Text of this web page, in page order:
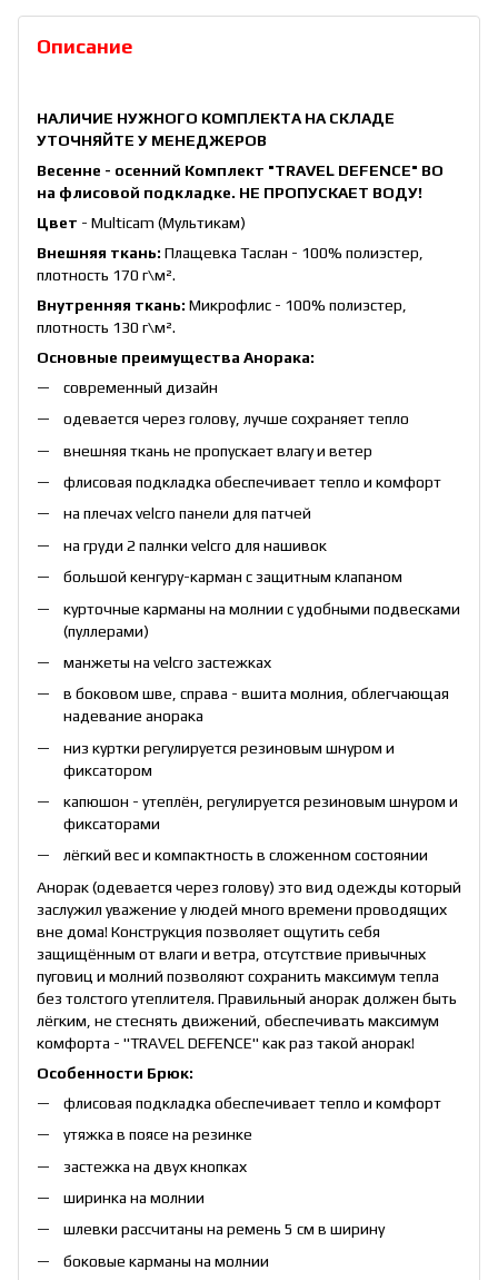
Описание
НАЛИЧИЕ НУЖНОГО КОМПЛЕКТА НА СКЛАДЕ
УТОЧНЯЙТЕ У МЕНЕДЖЕРОВ
Весенне - осенний Комплект "TRAVEL DEFENCE" ВО
на флисовой подкладке. НЕ ПРОПУСКАЕТ ВОДУ!
Цвет - Multicam (Мультикам)
Внешняя ткань: Плащевка Таслан - 100% полиэстер,
плотность 170 г\м².
Внутренняя ткань: Микрофлис - 100% полиэстер,
плотность 130 г\м².
Основные преимущества Анорака:
современный дизайн
одевается через голову, лучше сохраняет тепло
внешняя ткань не пропускает влагу и ветер
флисовая подкладка обеспечивает тепло и комфорт
на плечах velcro панели для патчей
на груди 2 палнки velcro для нашивок
большой кенгуру-карман с защитным клапаном
курточные карманы на молнии с удобными подвесками
(пуллерами)
манжеты на velcro застежках
в боковом шве, справа - вшита молния, облегчающая
надевание анорака
низ куртки регулируется резиновым шнуром и
фиксатором
капюшон - утеплён, регулируется резиновым шнуром и
фиксаторами
лёгкий вес и компактность в сложенном состоянии
Анорак (одевается через голову) это вид одежды который
заслужил уважение у людей много времени проводящих
вне дома! Конструкция позволяет ощутить себя
защищённым от влаги и ветра, отсутствие привычных
пуговиц и молний позволяют сохранить максимум тепла
без толстого утеплителя. Правильный анорак должен быть
лёгким, не стеснять движений, обеспечивать максимум
комфорта - "TRAVEL DEFENCE" как раз такой анорак!
Особенности Брюк:
флисовая подкладка обеспечивает тепло и комфорт
утяжка в поясе на резинке
застежка на двух кнопках
ширинка на молнии
шлевки рассчитаны на ремень 5 см в ширину
боковые карманы на молнии